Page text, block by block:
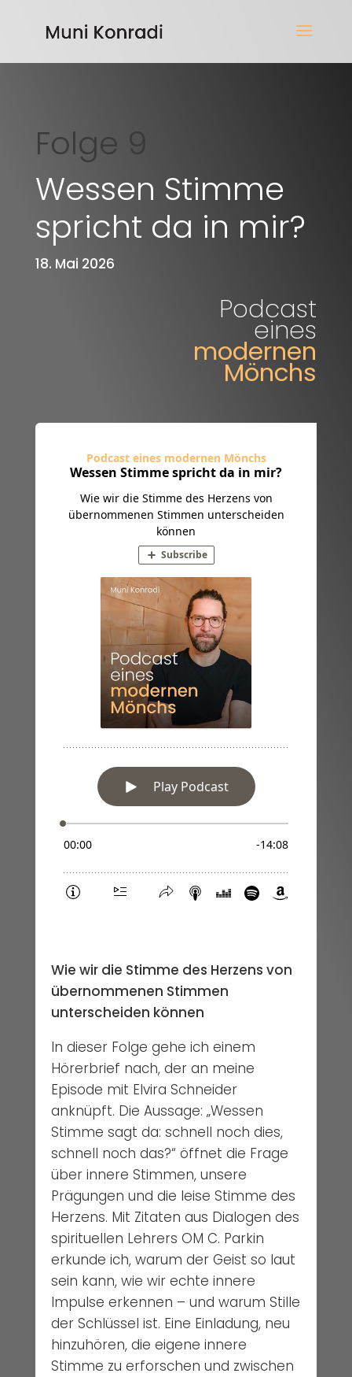
Folge 9
Wessen Stimme
spricht da in mir?
18. Mai 2026
Podcast
eines
modernen
Mönchs
Wie wir die Stimme des Herzens von
übernommenen Stimmen
unterscheiden können
In dieser Folge gehe ich einem
Hörerbrief nach, der an meine
Episode mit Elvira Schneider
anknüpft. Die Aussage: „Wessen
Stimme sagt da: schnell noch dies,
schnell noch das?“ öffnet die Frage
über innere Stimmen, unsere
Prägungen und die leise Stimme des
Herzens. Mit Zitaten aus Dialogen des
spirituellen Lehrers OM C. Parkin
erkunde ich, warum der Geist so laut
sein kann, wie wir echte innere
Impulse erkennen – und warum Stille
der Schlüssel ist. Eine Einladung, neu
hinzuhören, die eigene innere
Stimme zu erforschen und zwischen